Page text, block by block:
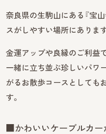
奈良県の生駒山にある『宝
スがしやすい場所にあります
金運アップや良縁のご利益
一緒に立ち並ぶ珍しいパワ
がるお散歩コースとしても
す。
■かわいいケーブルカー